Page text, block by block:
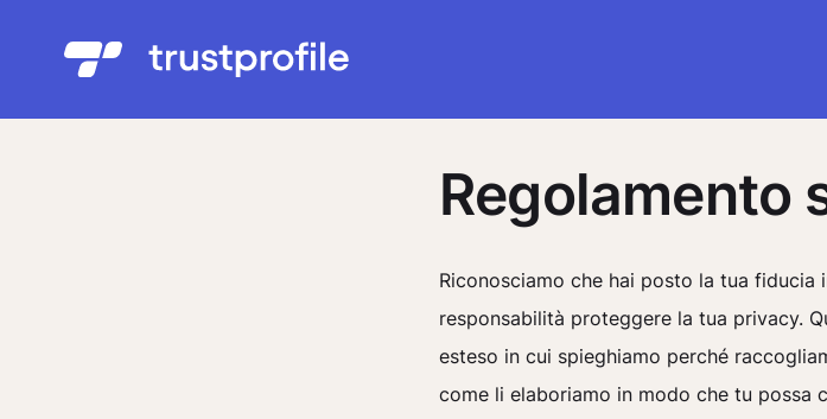
Regolamento
Riconosciamo che hai posto la tua fiducia
responsabilità proteggere la tua privacy.
esteso in cui spieghiamo perché
come li elaboriamo in modo che tu possa